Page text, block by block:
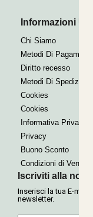
Informazioni Utili
Chi Siamo
Metodi Di Pagamento
Diritto recesso
Metodi Di Spedizione
Cookies
Cookies
Informativa Privacy
Privacy
Buono Sconto
Condizioni di Vendita
Iscriviti alla
Inserisci la tua E-mail
newsletter.